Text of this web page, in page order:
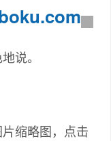
说。
缩略图，点击